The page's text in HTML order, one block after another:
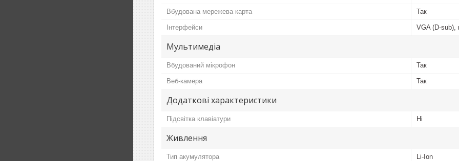
Вбудована мережева карта Так
Інтерфейси VGA (D-sub),
Мультимедіа
Вбудований мікрофон Так
Веб-камера Так
Додаткові характеристики
Підсвітка клавіатури Ні
Живлення
Тип акумулятора Li-Ion